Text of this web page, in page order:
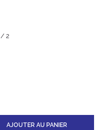
/ 2
AJOUTER AU PANIER